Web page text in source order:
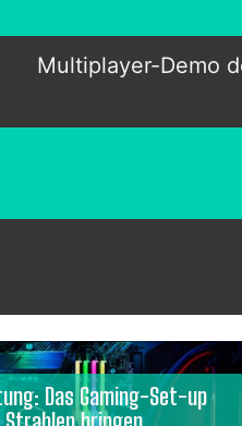
Multiplayer-Demo
Das Gaming-Set-up